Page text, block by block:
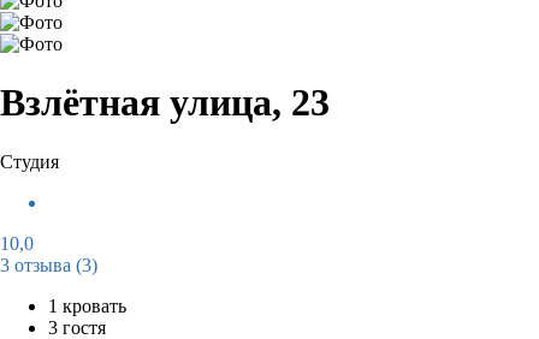
Взлётная улица, 23
Студия
10,0
3 отзыва (3)
1 кровать
3 гостя